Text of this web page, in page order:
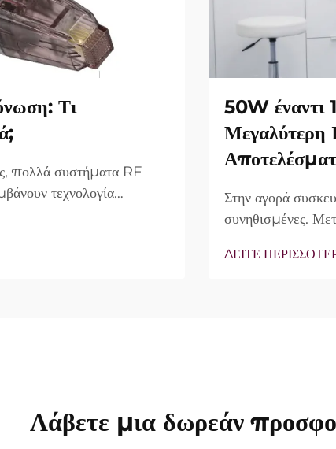
Τι
πολλά συστήματα RF
τεχνολογία
υπάρχουν, αλλά πώς
50W έναντι
Μεγαλύτερη
Στην αγορά
συνηθισμένες.
άποψης, η
ΔΕΙΤΕ
Λάβετε μια δωρεάν